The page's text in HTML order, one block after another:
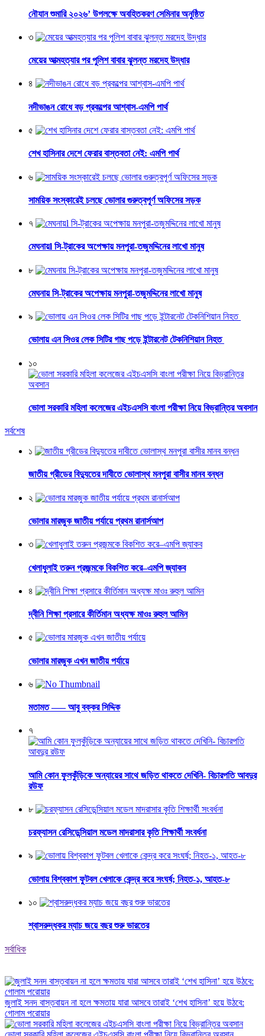
নৌযান শুমারি ২০২৬’ উপলক্ষে অবহিতকরণ সেমিনার অনুষ্ঠিত
৩
মেয়ের আত্মহত্যার পর পুলিশ বাবার ঝুলন্ত মরদেহ উদ্ধার
৪
নদীভাঙন রোধে বড় প্রকল্পের আশ্বাস-এমপি পার্থ
৫
শেখ হাসিনার দেশে ফেরার বাস্তবতা নেই: এমপি পার্থ
৬
সাময়িক সংস্কারেই চলছে ভোলার গুরুত্বপূর্ণ অফিসের সড়ক
৭
মেঘনায়l সি-ট্রাকের অপেক্ষায় মনপুরা-তজুমদ্দিনের লাখো মানুষ
৮
মেঘনায় সি-ট্রাকের অপেক্ষায় মনপুরা-তজুমদ্দিনের লাখো মানুষ
৯
ভোলায় এন সিওর লেক সিটির গাছ পড়ে ইন্টারনেট টেকনিশিয়ান নিহত
১০
ভোলা সরকারি মহিলা কলেজের এইচএসসি বাংলা পরীক্ষা নিয়ে বিভ্রান্তির অবসান
সর্বশেষ
১
জাতীয় গ্রীডের বিদ্যুতের দাবীতে ভোলাস্থ মনপুরা বাসীর মানব বন্ধন
২
ভোলার মারজুক জাতীয় পর্যায়ে প্রথম রানার্সআপ
৩
খেলাধুলাই তরুন প্রজন্মকে বিকশিত করে–এমপি জ্যাকব
৪
দ্বীনি শিক্ষা প্রসারে কীর্তিমান অধ্যক্ষ মাওঃ রুহুল আমিন
৫
ভোলার মারজুক এখন জাতীয় পর্যায়ে
৬
মতামত —– আবু বক্কর সিদ্দিক
৭
আমি কোন ফুলকুঁড়িকে অন্যায়ের সাথে জড়িত থাকতে দেখিনি- বিচারপতি আবদুর
রউফ
৮
চরফ্যাসন রেসিডেন্সিয়াল মডেল মাদরাসার কৃতি শিক্ষার্থী সংবর্ধনা
৯
ভোলায় বিশ্বকাপ ফুটবল খেলাকে কেন্দ্র করে সংঘর্ষ; নিহত-১, আহত-৮
১০
শ্বাসরুদ্ধকর ম্যাচ জয়ে বছর শুরু ভারতের
সর্বাধিক
জুলাই সনদ বাস্তবায়ন না হলে ক্ষমতায় যারা আসবে তারাই ‘শেখ হাসিনা’ হয়ে উঠবে:
গোলাম পরোয়ার